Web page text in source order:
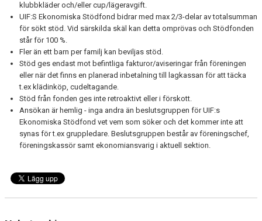
OLLES SPÅR
SKOLSCHEMA 23/24
LEDARHUB SPORTADMIN
klubbkläder och/eller cup/lägeravgift.
UIF:S Ekonomiska Stödfond bidrar med max 2/3-delar av totalsumman
för sökt stöd. Vid särskilda skäl kan detta omprövas och Stödfonden
står för 100 %.
Fler än ett barn per familj kan beviljas stöd.
Stöd ges endast mot befintliga fakturor/aviseringar från föreningen
eller när det finns en planerad inbetalning till lagkassan för att täcka
t.ex klädinköp, cudeltagande.
Stöd från fonden ges inte retroaktivt eller i förskott.
Ansökan är hemlig - inga andra än beslutsgruppen för UIF:s
Ekonomiska Stödfond vet vem som söker och det kommer inte att
synas för t.ex gruppledare. Beslutsgruppen består av föreningschef,
föreningskassör samt ekonomiansvarig i aktuell sektion.